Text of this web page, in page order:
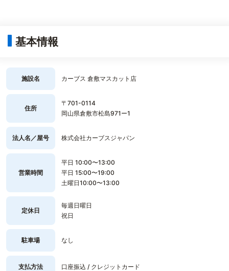
基本情報
施設名 カーブス 倉敷マスカット店
住所
〒701-0114
岡山県倉敷市松島971ー1
法人名／屋号 株式会社カーブスジャパン
営業時間
平日 10:00〜13:00
平日 15:00〜19:00
土曜日10:00〜13:00
定休日
毎週日曜日
祝日
駐車場 なし
支払方法 口座振込 / クレジットカード